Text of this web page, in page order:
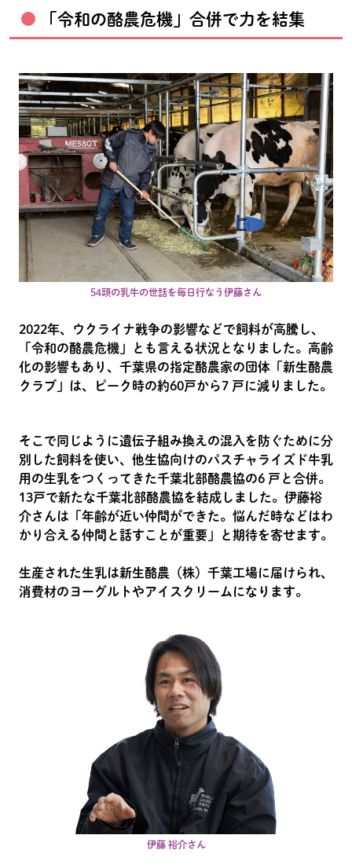
「令和の酪農危機」合併で力を結集
54頭の乳牛の世話を毎日行なう伊藤さん
2022年、ウクライナ戦争の影響などで飼料が高騰し、
「令和の酪農危機」とも言える状況となりました。高齢
化の影響もあり、千葉県の指定酪農家の団体「新生酪農
クラブ」は、ピーク時の約60戸から7 戸に減りました。
そこで同じように遺伝子組み換えの混入を防ぐために分
別した飼料を使い、他生協向けのパスチャライズド牛乳
用の生乳をつくってきた千葉北部酪農協の6 戸と合併。
13戸で新たな千葉北部酪農協を結成しました。伊藤裕
介さんは「年齢が近い仲間ができた。悩んだ時などはわ
かり合える仲間と話すことが重要」と期待を寄せます。
生産された生乳は新生酪農（株）千葉工場に届けられ、
消費材のヨーグルトやアイスクリームになります。
伊藤 裕介さん